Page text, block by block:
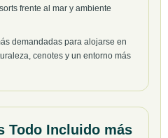
frente al mar y ambiente
demandadas para alojarse en
cenotes y un entorno más
Todo Incluido más